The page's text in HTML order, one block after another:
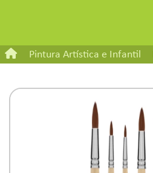
Pintura Artística e Infantil